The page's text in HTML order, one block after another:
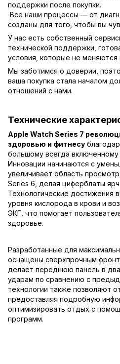
поддержки после покупки.
Все наши процессы — от
созданы для того, чтобы вы
У нас есть собственный
технической поддержки,
условия, которые не меняются
Мы заботимся о доверии,
ваша покупка стала началом
отношений с нами.
Технические
Apple Watch Series 7
здоровью и фитнесу
большому всегда включенному
Инновации начинаются с
увеличивает область
Series 6, делая циферблаты
Технологические достижения
уровня кислорода в крови и
ЭКГ, что помогает
здоровье.
Разработанные для
оснащены сверхпрочным
делает переднюю панель в
ударам по сравнению с
технологии также позволяют
предоставляя подробную
оптимизировать отдых с
программ.